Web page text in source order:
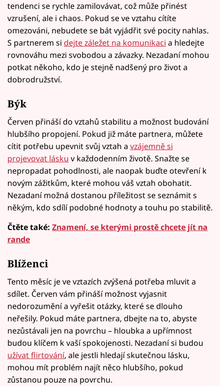
tendenci se rychle zamilovávat, což může přinést
vzrušení, ale i chaos. Pokud se ve vztahu cítíte
omezováni, nebudete se bát vyjádřit své pocity nahlas.
S partnerem si dejte záležet na komunikaci a hledejte
rovnováhu mezi svobodou a závazky. Nezadaní mohou
potkat někoho, kdo je stejně nadšený pro život a
dobrodružství.
Býk
Červen přináší do vztahů stabilitu a možnost budování
hlubšího propojení. Pokud již máte partnera, můžete
cítit potřebu upevnit svůj vztah a vzájemně si
projevovat lásku v každodenním životě. Snažte se
nepropadat pohodlnosti, ale naopak buďte otevření k
novým zážitkům, které mohou váš vztah obohatit.
Nezadaní možná dostanou příležitost se seznámit s
někým, kdo sdílí podobné hodnoty a touhu po stabilitě.
Čtěte také: Znamení, se kterými prostě chcete jít na
rande
Blíženci
Tento měsíc je ve vztazích zvýšená potřeba mluvit a
sdílet. Červen vám přináší možnost vyjasnit
nedorozumění a vyřešit otázky, které se dlouho
neřešily. Pokud máte partnera, dbejte na to, abyste
nezůstávali jen na povrchu – hloubka a upřímnost
budou klíčem k vaší spokojenosti. Nezadaní si budou
užívat flirtování, ale jestli hledají skutečnou lásku,
mohou mít problém najít něco hlubšího, pokud
zůstanou pouze na povrchu.